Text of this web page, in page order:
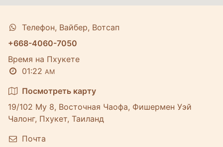
Телефон, Вайбер, Вотсап
+668-4060-7050
Время на Пхукете
01:22 AM
Посмотреть карту
19/102 Му 8, Восточная Чаофа, Фишермен Уэй
Чалонг, Пхукет, Таиланд
Почта